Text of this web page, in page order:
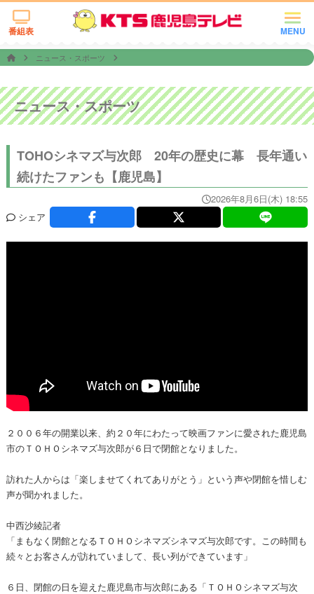
MENU
番組表
ニュース・スポーツ
ニュース・スポーツ
TOHOシネマズ与次郎 20年の歴史に幕 長年通い
続けたファンも【鹿児島】
2026年8月6日(木) 18:55
シェア
２００６年の開業以来、約２０年にわたって映画ファンに愛された鹿児島
市のＴＯＨＯシネマズ与次郎が６日で閉館となりました。
訪れた人からは「楽しませてくれてありがとう」という声や閉館を惜しむ
声が聞かれました。
中西沙綾記者
「まもなく閉館となるＴＯＨＯシネマズシネマズ与次郎です。この時間も
続々とお客さんが訪れていまして、長い列ができています」
６日、閉館の日を迎えた鹿児島市与次郎にある「ＴＯＨＯシネマズ与次